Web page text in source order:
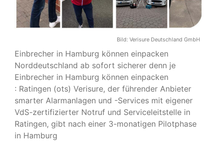
Bild: Verisure Deutschland GmbH
Einbrecher in Hamburg können einpacken
Norddeutschland ab sofort sicherer denn je
Einbrecher in Hamburg können einpacken
: Ratingen (ots) Verisure, der führender Anbieter
smarter Alarmanlagen und -Services mit eigener
VdS-zertifizierter Notruf und Serviceleitstelle in
Ratingen, gibt nach einer 3-monatigen Pilotphase
in Hamburg